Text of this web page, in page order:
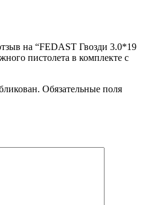
на “FEDAST Гвозди 3.0*19
пистолета в комплекте с
Обязательные поля